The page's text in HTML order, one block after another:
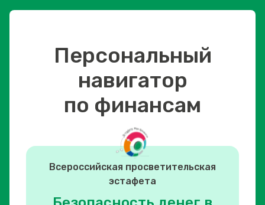
Персональный
навигатор
по финансам
Всероссийская просветительская
эстафета